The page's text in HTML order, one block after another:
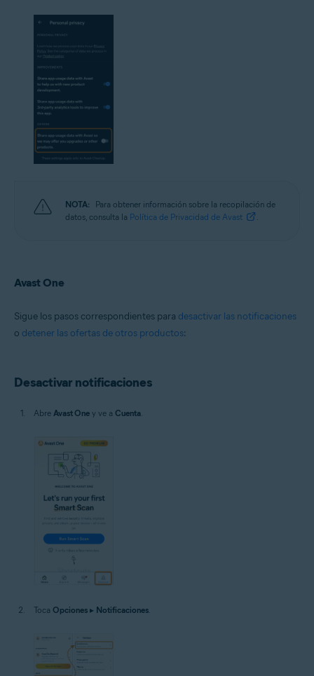
NOTA:
Para obtener información sobre la recopilación de
datos, consulta la Política de Privacidad de Avast .
Avast One
Sigue los pasos correspondientes para desactivar las notificaciones
o detener las ofertas de otros productos:
Desactivar notificaciones
Abre Avast One y ve a Cuenta.
Toca Opciones ▸ Notificaciones